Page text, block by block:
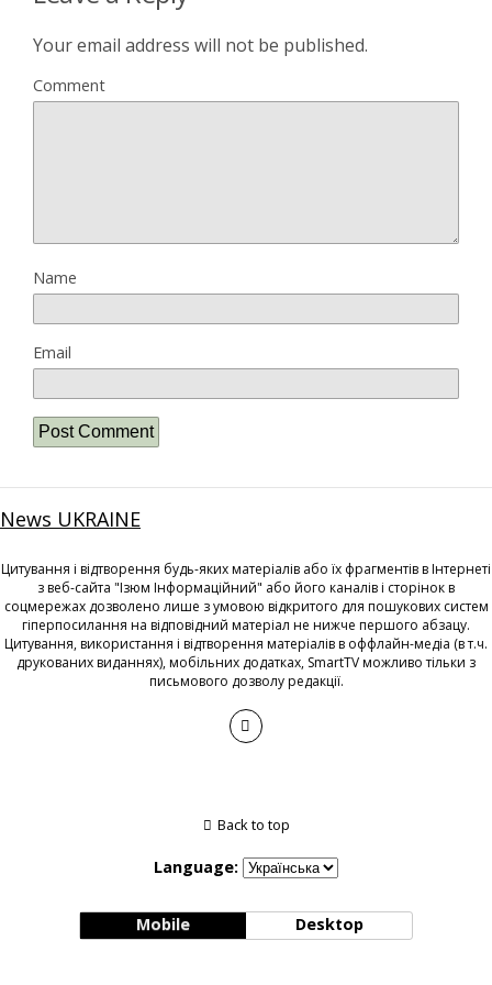
Your email address will not be published.
Comment
Name
Email
News UKRAINE
Цитування і відтворення будь-яких матеріалів або їх фрагментів в Інтернеті
з веб-сайта "Ізюм Інформаційний" або його каналів і сторінок в
соцмережах дозволено лише з умовою відкритого для пошукових систем
гіперпосилання на відповідний матеріал не нижче першого абзацу.
Цитування, використання і відтворення матеріалів в оффлайн-медіа (в т.ч.
друкованих виданнях), мобільних додатках, SmartTV можливо тільки з
письмового дозволу редакції.
Back to top
Language:
Mobile Desktop